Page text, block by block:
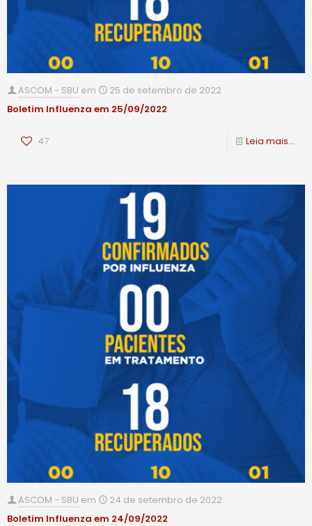
ASCOM - SBU em
25 de setembro de 2022
Boletim Influenza em 25/09/2022
47 Leia mais...
ASCOM - SBU em
24 de setembro de 2022
Boletim Influenza em 24/09/2022